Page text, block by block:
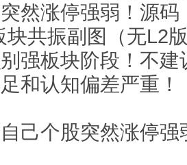
然涨停强弱！源码
块共振副图（无L2
强板块阶段！不
和认知偏差严重！
己个股突然涨停强